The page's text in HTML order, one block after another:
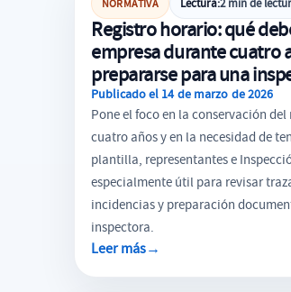
NORMATIVA Lectura:2 min de
Registro horario: qué
empresa durante cuatro
prepararse para una
Publicado el 14 de marzo de 2026
Pone el foco en la conservación
cuatro años y en la necesidad de
plantilla, representantes e
especialmente útil para revisar
incidencias y preparación
inspectora.
Leer más→